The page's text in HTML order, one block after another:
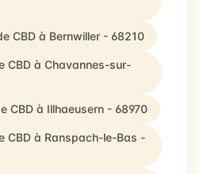
CBD à Bernwiller - 68210
CBD à Chavannes-sur-
CBD à Illhaeusern - 68970
CBD à Ranspach-le-Bas -